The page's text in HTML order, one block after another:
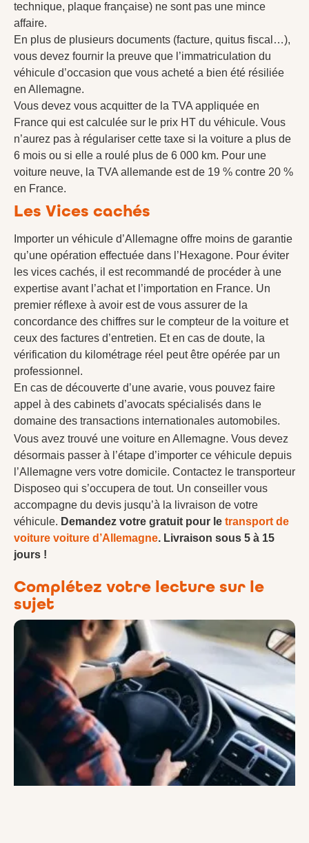
technique, plaque française) ne sont pas une mince
affaire.
En plus de plusieurs documents (facture, quitus fiscal…),
vous devez fournir la preuve que l’immatriculation du
véhicule d’occasion que vous acheté a bien été résiliée
en Allemagne.
Vous devez vous acquitter de la TVA appliquée en
France qui est calculée sur le prix HT du véhicule. Vous
n’aurez pas à régulariser cette taxe si la voiture a plus de
6 mois ou si elle a roulé plus de 6 000 km. Pour une
voiture neuve, la TVA allemande est de 19 % contre 20 %
en France.
Les Vices cachés
Importer un véhicule d’Allemagne offre moins de garantie
qu’une opération effectuée dans l’Hexagone. Pour éviter
les vices cachés, il est recommandé de procéder à une
expertise avant l’achat et l’importation en France. Un
premier réflexe à avoir est de vous assurer de la
concordance des chiffres sur le compteur de la voiture et
ceux des factures d’entretien. Et en cas de doute, la
vérification du kilométrage réel peut être opérée par un
professionnel.
En cas de découverte d’une avarie, vous pouvez faire
appel à des cabinets d’avocats spécialisés dans le
domaine des transactions internationales automobiles.
Vous avez trouvé une voiture en Allemagne. Vous devez
désormais passer à l’étape d’importer ce véhicule depuis
l’Allemagne vers votre domicile. Contactez le transporteur
Disposeo qui s’occupera de tout. Un conseiller vous
accompagne du devis jusqu’à la livraison de votre
véhicule. Demandez votre gratuit pour le transport de
voiture voiture d’Allemagne. Livraison sous 5 à 15
jours !
Complétez votre lecture sur le
sujet